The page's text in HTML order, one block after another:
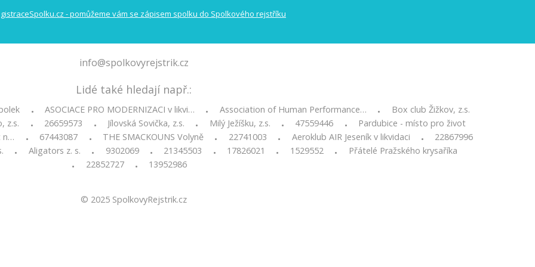
info@spolkovyrejstrik.cz
Lidé také hledají např.:
• ASOCIACE PRO MODERNIZACI v likvi… • Association of Human Performance… •
Box club Žižkov, z.s.
z.s.
• 26659573 • Jílovská Sovička, z.s. • Milý Ježíšku, z.s. • 47559446 •
Pardubice - místo pro život
n…
• 67443087 • THE SMACKOUNS Volyně • 22741003 • Aeroklub AIR Jeseník v likvidaci •
22867996
• Aligators z. s. • 9302069 • 21345503 • 17826021 • 1529552 •
Přátelé Pražského krysaříka
•
22852727 • 13952986
© 2025 SpolkovyRejstrik.cz